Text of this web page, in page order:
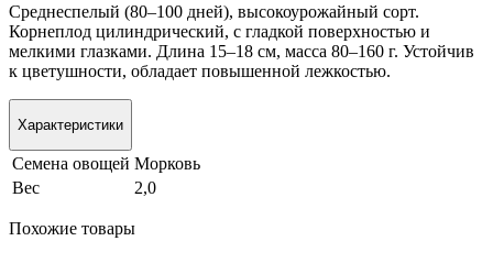
Среднеспелый (80–100 дней), высокоурожайный сорт.
Корнеплод цилиндрический, с гладкой поверхностью и
мелкими глазками. Длина 15–18 см, масса 80–160 г. Устойчив
к цветушности, обладает повышенной лежкостью.
Характеристики
Семена овощей Морковь
Вес
2,0
Похожие товары